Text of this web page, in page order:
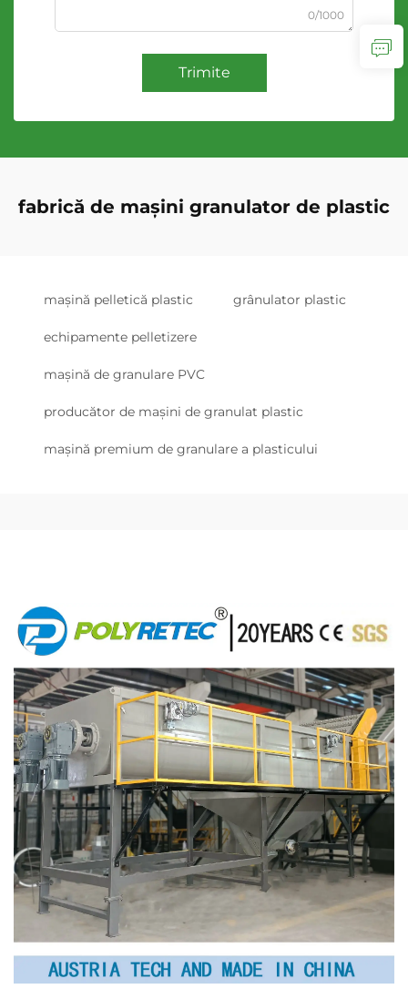
0/1000
Trimite
fabrică de mașini granulator de plastic
mașină pelletică plastic grânulator plastic
echipamente pelletizere
mașină de granulare PVC
producător de mașini de granulat plastic
mașină premium de granulare a plasticului